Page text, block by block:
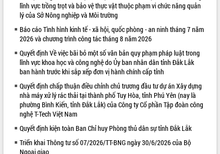
VIDEO
Khám bệnh, cấp phát thuốc miễn phí
và tặng quà người dân xã Cư Pui
Hội nghị UBND tỉnh Đắk Lắk thường kỳ
tháng 7/2026
lĩnh vực trồng trọt và bảo vệ thực vật thuộc phạm vi chức năng quản
lý của Sở Nông nghiệp và Môi trường
Báo cáo Tình hình kinh tế - xã hội, quốc phòng - an ninh tháng 7 năm
2026 và chương trình công tác tháng 8 năm 2026
Quyết định Về việc bãi bỏ một số văn bản quy phạm pháp luật trong
lĩnh vực khoa học và công nghệ do Ủy ban nhân dân tỉnh Đắk Lắk
ban hành trước khi sắp xếp đơn vị hành chính cấp tỉnh
Quyết định chấp thuận điều chỉnh chủ trương đầu tư dự án Xây dựng
nhà máy xử lý rác thải tại thành phố Tuy Hòa, tỉnh Phú Yên (nay là
phường Bình Kiến, tỉnh Đắk Lắk) của Công ty Cổ phần Tập đoàn công
nghệ T-Tech Việt Nam
Quyết định kiện toàn Ban Chỉ huy Phòng thủ dân sự tỉnh Đắk Lắk
Triển khai Thông tư số 07/2026/TT-BNG ngày 30/6/2026 của Bộ
Ngoại giao